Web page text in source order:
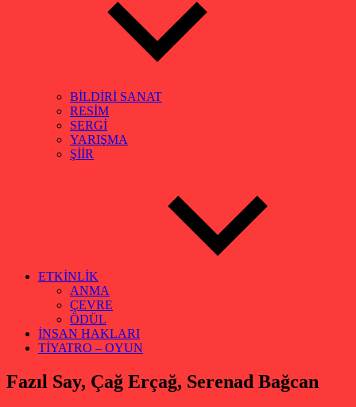
BİLDİRİ SANAT
RESİM
SERGİ
YARIŞMA
ŞİİR
ETKİNLİK
ANMA
ÇEVRE
ÖDÜL
İNSAN HAKLARI
TİYATRO – OYUN
Fazıl Say, Çağ Erçağ, Serenad Bağcan